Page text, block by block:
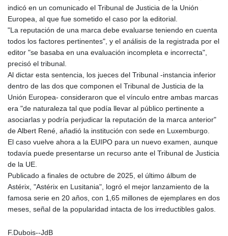
indicó en un comunicado el Tribunal de Justicia de la Unión
Europea, al que fue sometido el caso por la editorial.
"La reputación de una marca debe evaluarse teniendo en cuenta
todos los factores pertinentes", y el análisis de la registrada por el
editor "se basaba en una evaluación incompleta e incorrecta",
precisó el tribunal.
Al dictar esta sentencia, los jueces del Tribunal -instancia inferior
dentro de las dos que componen el Tribunal de Justicia de la
Unión Europea- consideraron que el vínculo entre ambas marcas
era "de naturaleza tal que podía llevar al público pertinente a
asociarlas y podría perjudicar la reputación de la marca anterior"
de Albert René, añadió la institución con sede en Luxemburgo.
El caso vuelve ahora a la EUIPO para un nuevo examen, aunque
todavía puede presentarse un recurso ante el Tribunal de Justicia
de la UE.
Publicado a finales de octubre de 2025, el último álbum de
Astérix, "Astérix en Lusitania", logró el mejor lanzamiento de la
famosa serie en 20 años, con 1,65 millones de ejemplares en dos
meses, señal de la popularidad intacta de los irreductibles galos.
F.Dubois--JdB